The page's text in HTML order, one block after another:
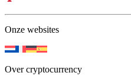
Onze websites
Over cryptocurrency